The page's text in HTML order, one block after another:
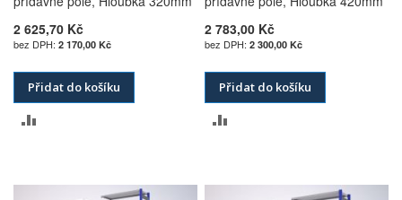
2 625,70 Kč
2 170,00 Kč
Přidat do košíku
POROVNÁNÍ
2 783,00 Kč
2 300,00 Kč
Přidat do košíku
POROVNÁNÍ